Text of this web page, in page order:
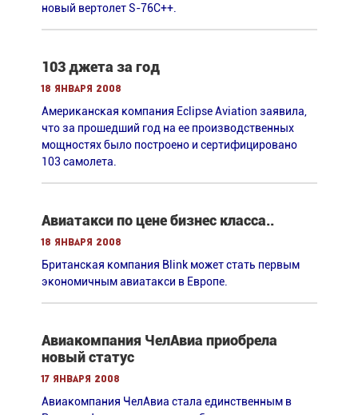
новый вертолет S-76C++.
103 джета за год
18 января 2008
Американская компания Eclipse Aviation заявила,
что за прошедший год на ее производственных
мощностях было построено и сертифицировано
103 самолета.
Авиатакси по цене бизнес класса..
18 января 2008
Британская компания Blink может стать первым
экономичным авиатакси в Европе.
Авиакомпания ЧелАвиа приобрела
новый статус
17 января 2008
Авиакомпания ЧелАвиа стала единственным в